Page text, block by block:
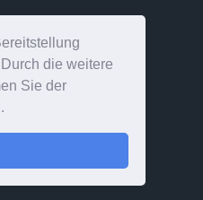
die weitere
Sie der